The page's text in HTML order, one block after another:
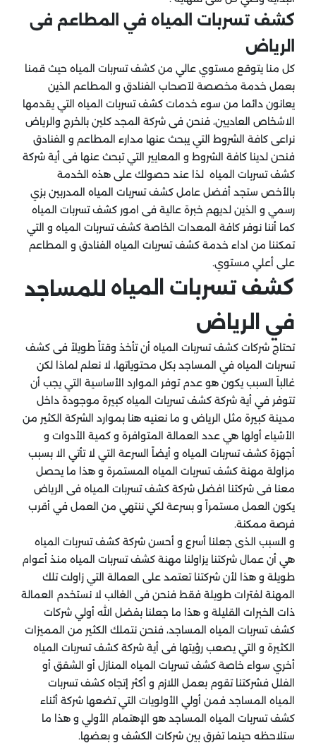
كشف تسربات المياه في المطاعم فى
الرياض
كل منا يتوقع مستوي عالي من كشف تسربات المياه حيث قمنا
بعمل خدمة مخصصة لآصحاب الفنادق و المطاعم الذين
يعانون دائما من سوء خدمات كشف تسربات المياه التي يقدمها
الاشخاص العاديين، فنحن فى شركة المجد كلين بالخرج والرياض
نراعى كافة الشروط التي يبحث عنها مدارء المطاعم و الفنادق
فنحن لدينا كافة الشروط و المعايير التي تبحث عنها فى أية شركة
كشف تسربات المياه لذا عند حصولك على هذه الخدمة
بالأخص ستجد أفضل عامل كشف تسربات المياه المدربين بزي
رسمي و الذين لديهم خبرة عالية فى امور كشف تسربات المياه
كما أننا نوفر كافة المعدات الخاصة كشف تسربات المياه و التي
تمكننا من اداء خدمة كشف تسربات المياه الفنادق و المطاعم
على أعلي مستوي.
كشف تسربات المياه للمساجد
في الرياض
تحتاج شركات كشف تسربات المياه أن تأخذ وقتاً طويلاً فى كشف
تسربات المياه في المساجد بكل محتوياتها، لا نعلم لماذا لكن
غالباً السبب يكون هو عدم توفر الموارد الأساسية التي يجب أن
تتوفر في أية شركة كشف تسربات المياه كبيرة موجودة داخل
مدينة كبيرة مثل الرياض و ما نعنيه هنا بموارد الشركة الكثير من
الأشياء أولها هي عدد العمالة المتوافرة و كمية الأدوات و
أجهزة كشف تسربات المياه و أيضاً السرعة التي لا تأتي الا بسبب
مزاولة مهنة كشف تسربات المياه المستمرة و هذا ما يحصل
معنا فى شركتنا افضل شركة كشف تسربات المياه فى الرياض
يكون العمل مستمراً و بسرعة لكي ننتهي من العمل في أقرب
فرصة ممكنة.
و السبب الذى جعلنا أسرع و أحسن شركة كشف تسربات المياه
هي أن عمال شركتنا يزاولنا مهنة كشف تسربات المياه منذ أعوام
طويلة و هذا لأن شركتنا تعتمد على العمالة التي زاولت تلك
المهنة لفترات طويلة فقط فنحن فى الغالب لا نستخدم العمالة
ذات الخبرات القليلة و هذا ما جعلنا بفضل الله أولي شركات
كشف تسربات المياه المساجد، فنحن نتملك الكثير من المميزات
الكثيرة و التي يصعب رؤيتها فى أية شركة كشف تسربات المياه
أخري سواء خاصة كشف تسربات المياه المنازل أو الشقق أو
الفلل فشركتنا تقوم بعمل اللازم و أكثر إتجاه كشف تسربات
المياه المساجد فمن أولي الأولويات التي تضعها شركة أثناء
كشف تسربات المياه المساجد هو الإهتمام الأولي و هذا ما
ستلاحظه حينما تفرق بين شركات الكشف و بعضها.